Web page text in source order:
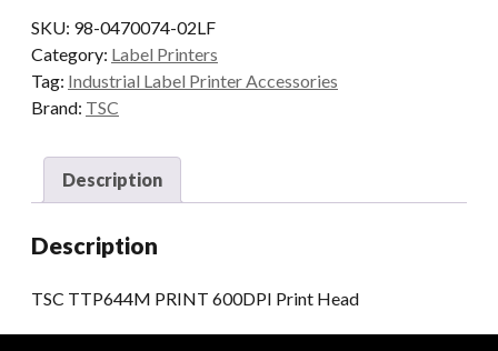
SKU: 98-0470074-02LF
Category: Label Printers
Tag: Industrial Label Printer Accessories
Brand: TSC
Description
Description
TSC TTP644M PRINT 600DPI Print Head